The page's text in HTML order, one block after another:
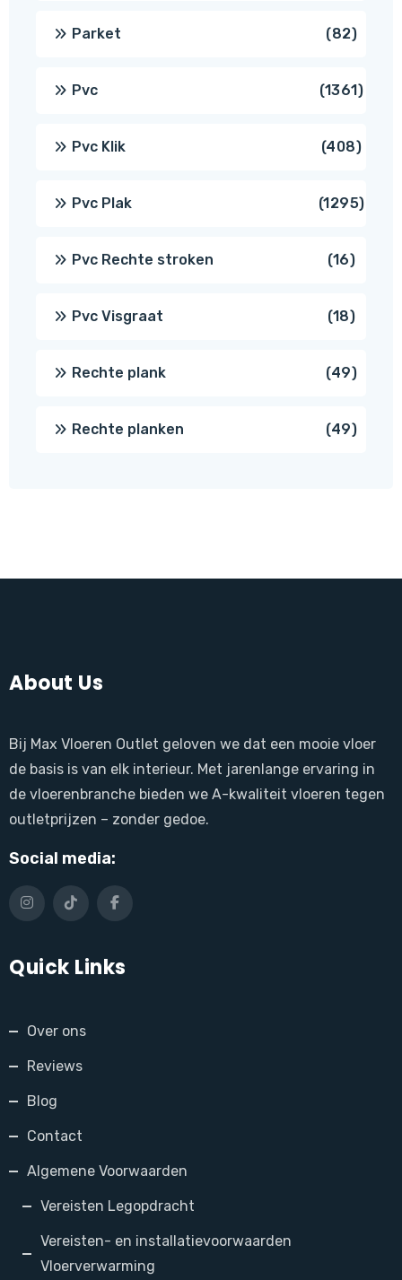
Parket 8282
Pvc 13611361
Pvc Klik 408408
Pvc Plak 12951295
Pvc Rechte stroken 1616
Pvc Visgraat 1818
Rechte plank 4949
Rechte planken 4949
About Us
Bij Max Vloeren Outlet geloven we dat een mooie vloer
de basis is van elk interieur. Met jarenlange ervaring in
de vloerenbranche bieden we A-kwaliteit vloeren tegen
outletprijzen – zonder gedoe.
Social media:
Quick Links
Over ons
Reviews
Blog
Contact
Algemene Voorwaarden
Vereisten Legopdracht
Vereisten- en installatievoorwaarden
Vloerverwarming